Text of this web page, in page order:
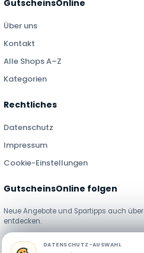
GutscheinsOnline
Über uns
Kontakt
Alle Shops A–Z
Kategorien
Rechtliches
Datenschutz
Impressum
Cookie-Einstellungen
GutscheinsOnline folgen
Neue Angebote und Spartipps auch
entdecken.
DATENSCHUTZ-AUSWAHL